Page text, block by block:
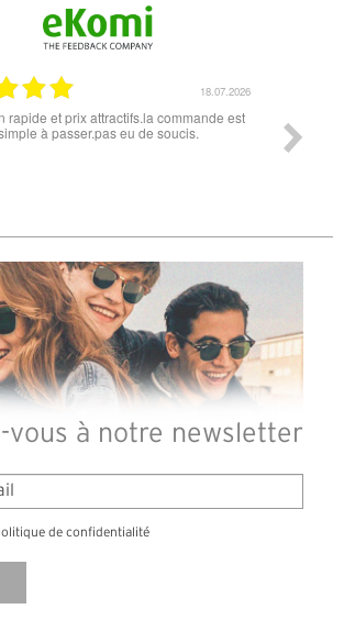
18.07.2026
est
Super lunette merci pour les
vous à notre newsletter
de confidentialité